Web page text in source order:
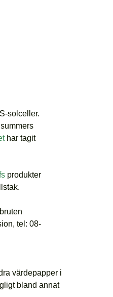
solceller.
har tagit
produkter
tel: 08-
värdepapper i
bland annat